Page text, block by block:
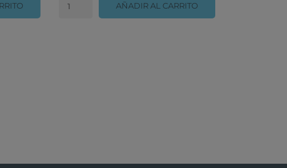
AÑADIR AL CARRITO